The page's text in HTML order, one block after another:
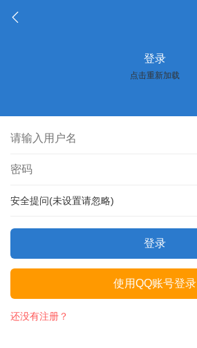
登录
点击重新加载
安全提问(未设置请忽略)
登录
使用QQ账号登录
还没有注册？